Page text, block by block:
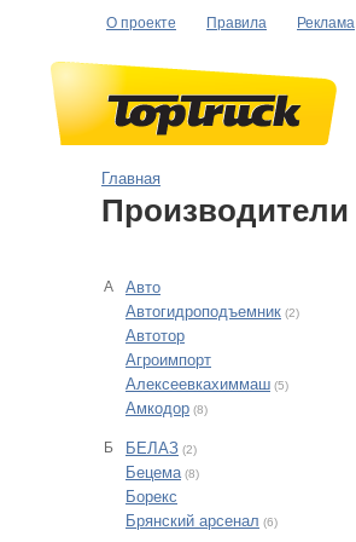
О проекте Правила Реклама
Главная
Производители
А
Авто
Автогидроподъемник (2)
Автотор
Агроимпорт
Алексеевкахиммаш (5)
Амкодор (8)
Б БЕЛАЗ (2)
Бецема (8)
Борекс
Брянский арсенал (6)